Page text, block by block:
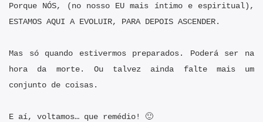
Porque NÓS, (no nosso EU mais íntimo e espiritual),
ESTAMOS AQUI A EVOLUIR, PARA DEPOIS ASCENDER.
Mas só quando estivermos preparados. Poderá ser na
hora da morte. Ou talvez ainda falte mais um
conjunto de coisas.
E aí, voltamos… que remédio! 🙂